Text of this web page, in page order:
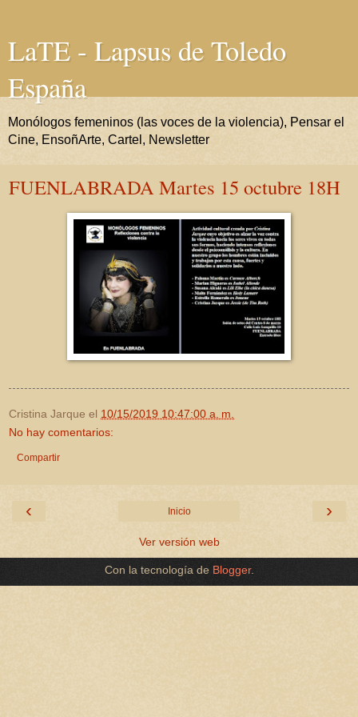
LaTE - Lapsus de Toledo
España
Monólogos femeninos (las voces de la violencia), Pensar el
Cine, EnsoñArte, Cartel, Newsletter
FUENLABRADA Martes 15 octubre 18H
Cristina Jarque el 10/15/2019 10:47:00 a. m.
No hay comentarios:
Compartir
‹ ›
Inicio
Ver versión web
Con la tecnología de Blogger.